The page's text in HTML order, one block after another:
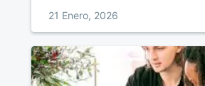
21 Enero, 2026